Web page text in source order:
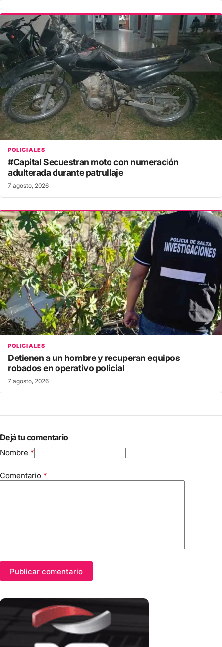
POLICIALES
#Capital Secuestran moto con numeración
adulterada durante patrullaje
7 agosto, 2026
POLICIALES
Detienen a un hombre y recuperan equipos
robados en operativo policial
7 agosto, 2026
Dejá tu comentario
Nombre *
Comentario *
Publicar comentario